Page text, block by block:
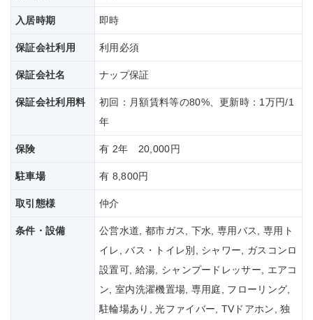
入居時期 即時
保証会社利用 利用必須
保証会社名 ナップ保証
保証会社利用料
初回：月額賃料等の80%、更新時：1万円/1
年
保険 有 2年 20,000円
駐車場 有 8,800円
取引態様 仲介
条件・設備
公営水道, 都市ガス, 下水, 専用バス, 専用ト
イレ, バス・トイレ別, シャワー, ガスコンロ
設置可, 給湯, シャンプードレッサー, エアコ
ン, 室内洗濯機置場, 専用庭, フローリング,
駐輪場あり, 光ファイバー, TVドアホン, 独